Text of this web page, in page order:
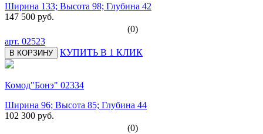
Ширина 133; Высота 98; Глубина 42
147 500 руб.
(0)
арт. 02523
В КОРЗИНУ КУПИТЬ В 1 КЛИК
Комод"Бонэ" 02334
Ширина 96; Высота 85; Глубина 44
102 300 руб.
(0)